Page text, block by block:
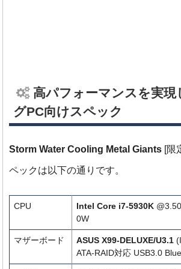
高パフォーマンスを実現
グPC向けスペック
Storm Water Cooling Metal Giants [限
ペックは以下の通りです。
CPU Intel Core i7-5930K
0W
マザーボード ASUS X99-DELUXE/U3.1
ATA-RAID対応 USB3.0